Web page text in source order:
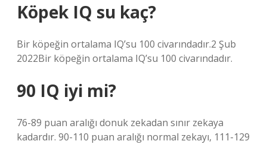
Köpek IQ su kaç?
Bir köpeğin ortalama IQ’su 100 civarındadır.2 Şub
2022Bir köpeğin ortalama IQ’su 100 civarındadır.
90 IQ iyi mi?
76-89 puan aralığı donuk zekadan sınır zekaya
kadardır. 90-110 puan aralığı normal zekayı, 111-129